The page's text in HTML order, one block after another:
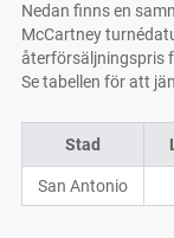
Nedan finns en
McCartney
återförsäljningspris
Se tabellen för att
Stad
San Antonio